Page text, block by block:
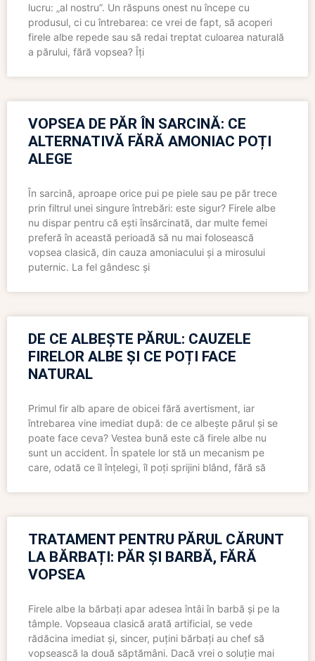
lucru: „al nostru”. Un răspuns onest nu începe cu
produsul, ci cu întrebarea: ce vrei de fapt, să acoperi
firele albe repede sau să redai treptat culoarea naturală
a părului, fără vopsea? Îți
VOPSEA DE PĂR ÎN SARCINĂ: CE
ALTERNATIVĂ FĂRĂ AMONIAC POȚI
ALEGE
În sarcină, aproape orice pui pe piele sau pe păr trece
prin filtrul unei singure întrebări: este sigur? Firele albe
nu dispar pentru că ești însărcinată, dar multe femei
preferă în această perioadă să nu mai folosească
vopsea clasică, din cauza amoniacului și a mirosului
puternic. La fel gândesc și
DE CE ALBEȘTE PĂRUL: CAUZELE
FIRELOR ALBE ȘI CE POȚI FACE
NATURAL
Primul fir alb apare de obicei fără avertisment, iar
întrebarea vine imediat după: de ce albește părul și se
poate face ceva? Vestea bună este că firele albe nu
sunt un accident. În spatele lor stă un mecanism pe
care, odată ce îl înțelegi, îl poți sprijini blând, fără să
TRATAMENT PENTRU PĂRUL CĂRUNT
LA BĂRBAȚI: PĂR ȘI BARBĂ, FĂRĂ
VOPSEA
Firele albe la bărbați apar adesea întâi în barbă și pe la
tâmple. Vopseaua clasică arată artificial, se vede
rădăcina imediat și, sincer, puțini bărbați au chef să
vopsească la două săptămâni. Dacă vrei o soluție mai